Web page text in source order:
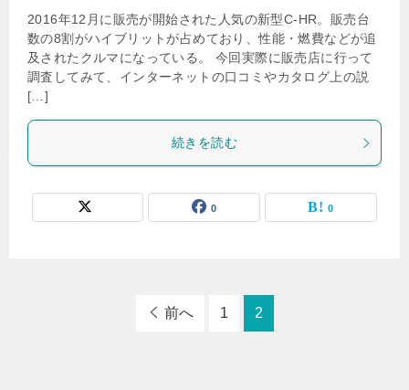
2016年12月に販売が開始された人気の新型C-HR。販売台
数の8割がハイブリットが占めており、性能・燃費などが追
及されたクルマになっている。 今回実際に販売店に行って
調査してみて、インターネットの口コミやカタログ上の説
[…]
続きを読む
0 0
前へ 1 2